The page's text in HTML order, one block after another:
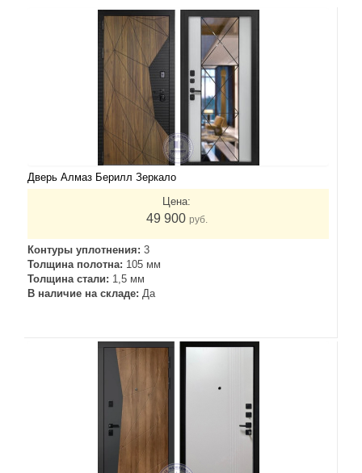
Дверь Алмаз Берилл Зеркало
Цена:
49 900 руб.
Контуры уплотнения: 3
Толщина полотна: 105 мм
Толщина стали: 1,5 мм
В наличие на складе: Да